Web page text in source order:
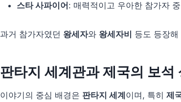
스타 사파이어 : 매력적이고 우아한 참가자
과거 참가자였던 왕세자와 왕세자비 등도 등장
판타지 세계관과 제국의 보석
이야기의 중심 배경은 판타지 세계 이며, 특히 제